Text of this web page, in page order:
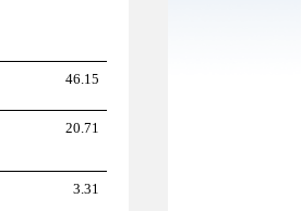
46.15
20.71
3.31